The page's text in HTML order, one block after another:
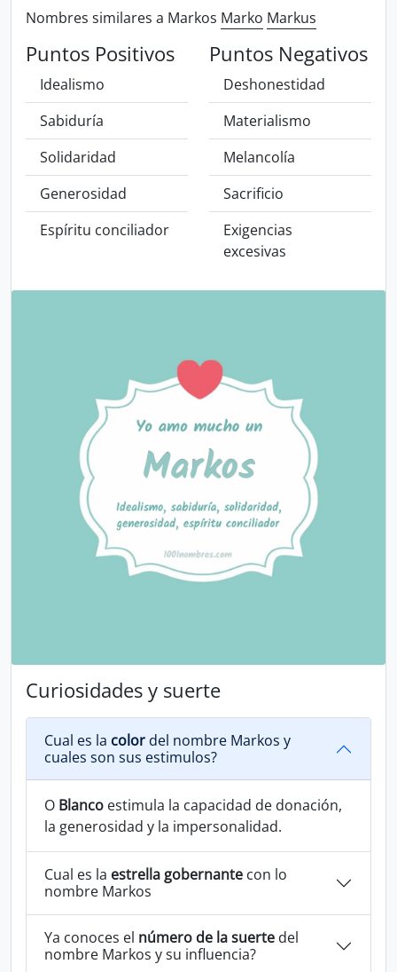
Nombres similares a Markos Marko Markus
Puntos Positivos
Idealismo
Sabiduría
Solidaridad
Generosidad
Espíritu conciliador
Puntos Negativos
Deshonestidad
Materialismo
Melancolía
Sacrificio
Exigencias
excesivas
Curiosidades y suerte
Cual es la color del nombre Markos y
cuales son sus estimulos?
O Blanco estimula la capacidad de donación,
la generosidad y la impersonalidad.
Cual es la estrella gobernante con lo
nombre Markos
Ya conoces el número de la suerte del
nombre Markos y su influencia?